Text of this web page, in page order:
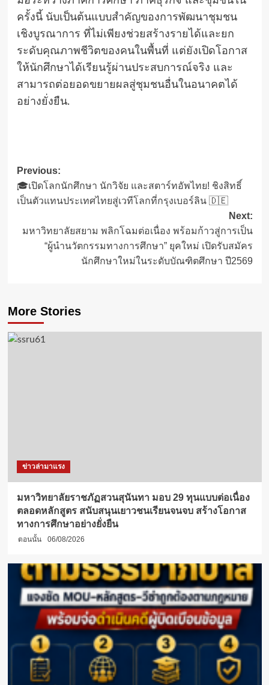
ครั้งนี้ นับเป็นต้นแบบสำคัญของการพัฒนาชุมชน
เชิงบูรณาการ ที่ไม่เพียงช่วยสร้างรายได้และยก
ระดับคุณภาพชีวิตของคนในพื้นที่ แต่ยังเปิดโอกาส
ให้นักศึกษาได้เรียนรู้ผ่านประสบการณ์จริง และ
สามารถต่อยอดขยายผลสู่ชุมชนอื่นในอนาคตได้
อย่างยั่งยืน.
Post
navigation
Previous:
🎓เปิดโลกนักศึกษา นักวิจัย และสตาร์ทอัพไทย! ชิงสิทธิ์
เป็นตัวแทนประเทศไทยสู่เวทีโลกที่กรุงเบอร์ลิน 🇩🇪
Next:
มหาวิทยาลัยสยาม พลิกโฉมต่อเนื่อง พร้อมก้าวสู่การเป็น
“ผู้นำนวัตกรรมทางการศึกษา” ยุคใหม่ เปิดรับสมัคร
นักศึกษาใหม่ในระดับบัณฑิตศึกษา ปี2569
More Stories
ข่าวล่ามาแรง
มหาวิทยาลัยราชภัฏสวนสุนันทา มอบ 29 ทุนแบบต่อเนื่อง
ตลอดหลักสูตร สนับสนุนเยาวชนเรียนจนจบ สร้างโอกาส
ทางการศึกษาอย่างยั่งยืน
ตอนนั้น 06/08/2026